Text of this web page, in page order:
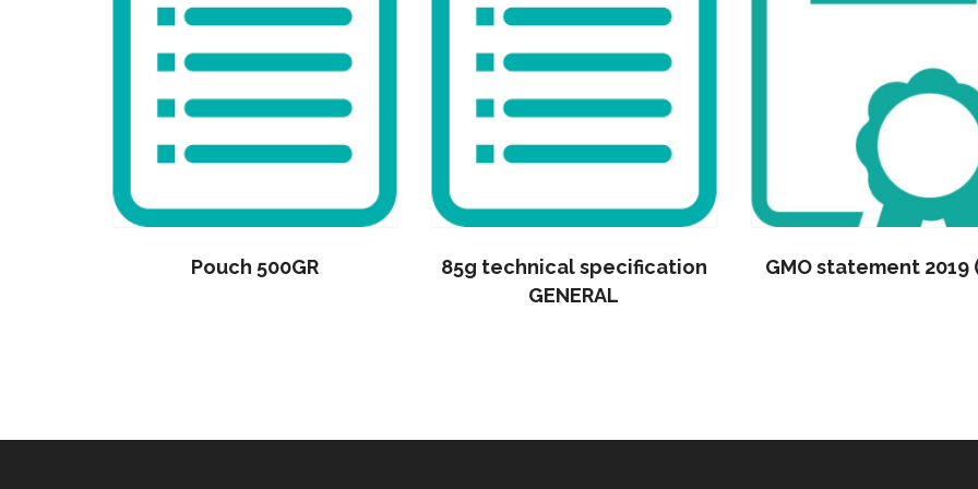
Pouch 500GR
85g technical specification
GENERAL
GMO statement 2019